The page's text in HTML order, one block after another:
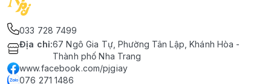
033 728 7499
Địa chỉ:67 Ngô Gia Tự, Phường Tân Lập, Khánh Hòa -
Thành phố Nha Trang
www.facebook.com/pjgiay
076 271 1486